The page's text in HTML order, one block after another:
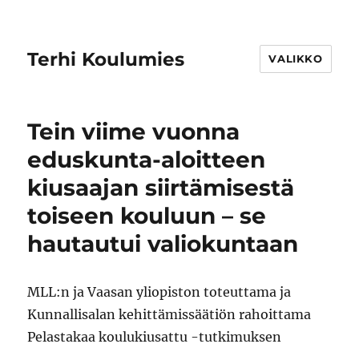
Terhi Koulumies VALIKKO
Tein viime vuonna
eduskunta-aloitteen
kiusaajan siirtämisestä
toiseen kouluun – se
hautautui valiokuntaan
MLL:n ja Vaasan yliopiston toteuttama ja
Kunnallisalan kehittämissäätiön rahoittama
Pelastakaa koulukiusattu -tutkimuksen